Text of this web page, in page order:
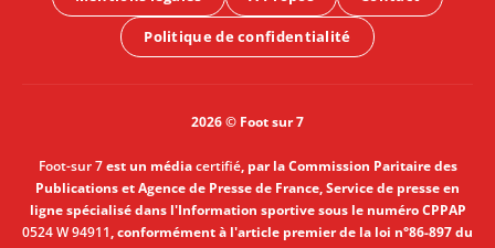
Politique de confidentialité
2026 © Foot sur 7
Foot-sur 7est un médiacertifié, par la Commission Paritaire des
Publications et Agence de Presse de France, Service de presse en
ligne spécialisé dans l'Information sportive sous le numéro CPPAP
0524 W 94911, conformément à l'article premier de la loi n°86-897 du